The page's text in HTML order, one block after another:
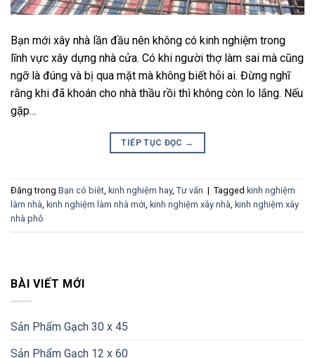
Bạn mới xây nhà lần đầu nên không có kinh nghiệm trong
lĩnh vực xây dựng nhà cửa. Có khi người thợ làm sai mà cũng
ngỡ là đúng và bị qua mặt mà không biết hỏi ai. Đừng nghĩ
rằng khi đã khoán cho nhà thầu rồi thì không còn lo lắng. Nếu
gặp…
TIẾP TỤC ĐỌC →
Đăng trong Bạn có biêt, kinh nghiệm hay, Tư vấn | Tagged kinh nghiệm
làm nhà, kinh nghiệm làm nhà mới, kinh nghiệm xây nhà, kinh nghiệm xây
nhà phô
BÀI VIẾT MỚI
Sản Phẩm Gạch 30 x 45
Sản Phẩm Gạch 12 x 60